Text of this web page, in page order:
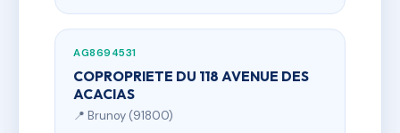
AG8694531
COPROPRIETE DU 118 AVENUE DES
ACACIAS
📍 Brunoy (91800)